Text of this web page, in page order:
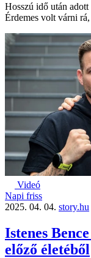
Hosszú idő után
Érdemes volt várni
Videó
Napi friss
2025. 04. 04. story.hu
Istenes
előző életéből